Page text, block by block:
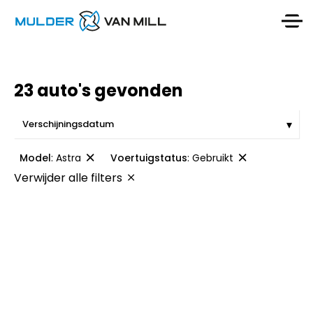
23 auto's gevonden
Model: Astra Voertuigstatus: Gebruikt
Verwijder alle filters